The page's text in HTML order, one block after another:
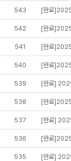
543 [완료
542 [완료
541 [완료
540 [완료
539 [완료]
538 [완료
537 [완료]
536 [완료
535 [완료]